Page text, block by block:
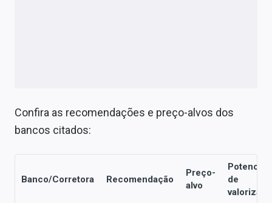
Confira as recomendações e preço-alvos dos
bancos citados:
Banco/Corretora Recomendação
Preço-
alvo
Potencial
de